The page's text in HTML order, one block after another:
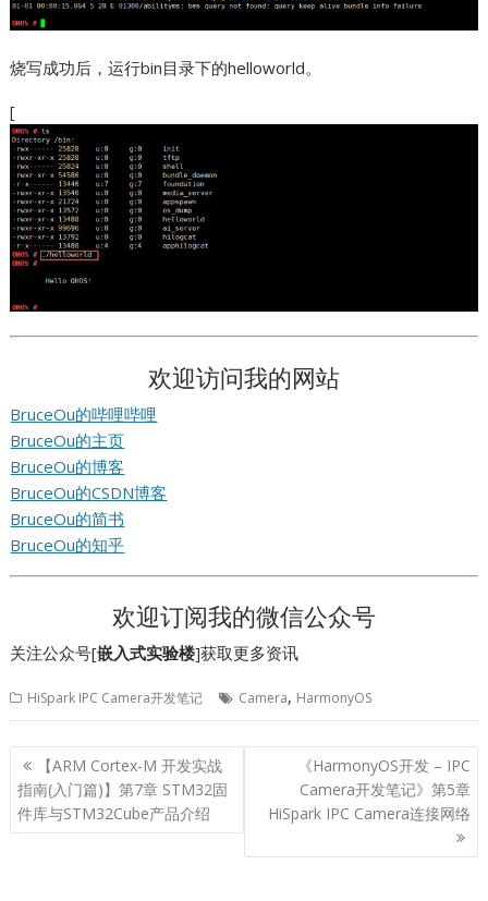
烧写成功后，运行bin目录下的helloworld。
[
欢迎访问我的网站
BruceOu的哔哩哔哩
BruceOu的主页
BruceOu的博客
BruceOu的CSDN博客
BruceOu的简书
BruceOu的知乎
欢迎订阅我的微信公众号
关注公众号[嵌入式实验楼]获取更多资讯
HiSpark IPC Camera开发笔记 Camera, HarmonyOS
文
章
导
【ARM Cortex-M 开发实战
指南(入门篇)】第7章 STM32固
件库与STM32Cube产品介绍
《HarmonyOS开发 – IPC
Camera开发笔记》第5章
HiSpark IPC Camera连接网络